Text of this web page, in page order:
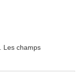
Les champs